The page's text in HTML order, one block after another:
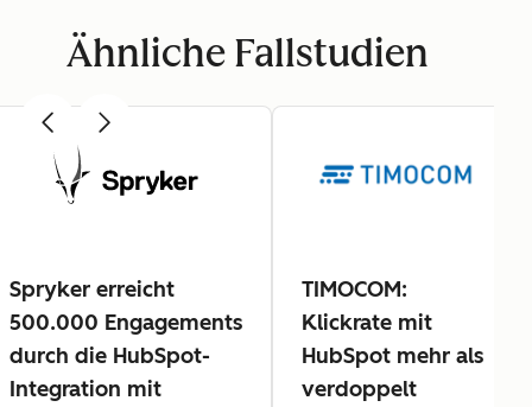
Ähnliche Fallstudien
Spryker erreicht
500.000 Engagements
durch die HubSpot-
Integration mit
TIMOCOM:
Klickrate mit
HubSpot mehr als
verdoppelt